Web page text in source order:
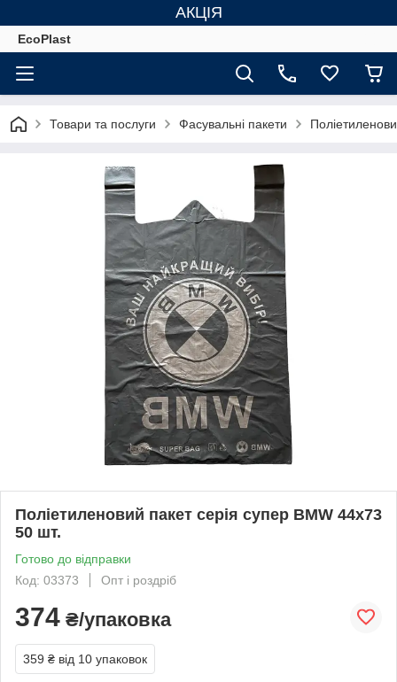
АКЦІЯ
EcoPlast
Товари та послуги Фасувальні пакети
Поліетиленовий пакет серія супер BMW 44х73
50 шт.
Готово до відправки
Код: 03373
Опт і роздріб
374 ₴/упаковка
359 ₴ від 10 упаковок